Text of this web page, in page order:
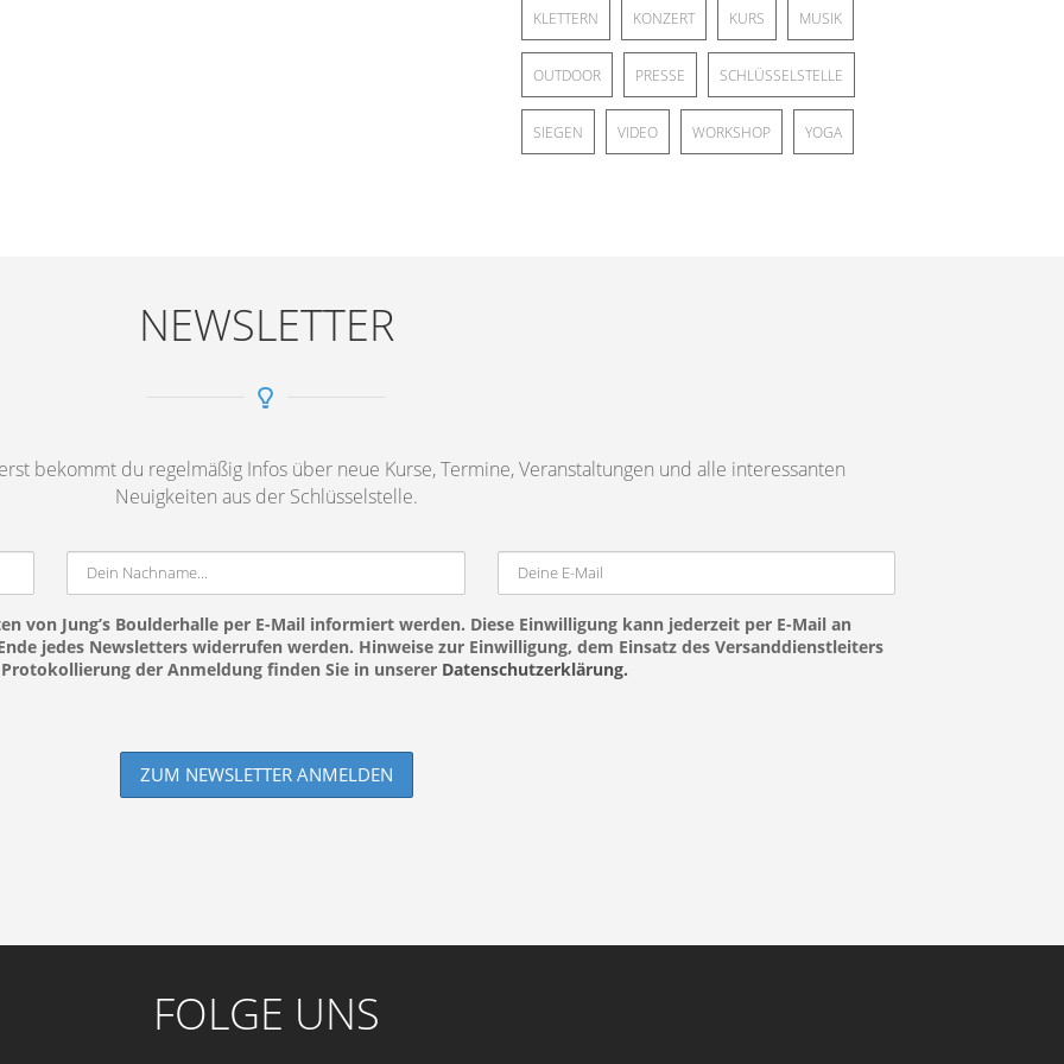
KLETTERN KONZERT KURS MUSIK
OUTDOOR PRESSE SCHLÜSSELSTELLE
SIEGEN VIDEO WORKSHOP YOGA
NEWSLETTER
bekommt du regelmäßig Infos über neue Kurse, Termine, Veranstaltungen und alle interessanten
Neuigkeiten aus der Schlüsselstelle.
von Jung’s Boulderhalle per E-Mail informiert werden. Diese Einwilligung kann jederzeit per E-Mail an
jedes Newsletters widerrufen werden. Hinweise zur Einwilligung, dem Einsatz des Versanddienstleiters
der Anmeldung finden Sie in unserer Datenschutzerklärung.
FOLGE UNS